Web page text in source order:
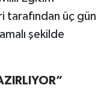
tarafından üç gün
şekilde